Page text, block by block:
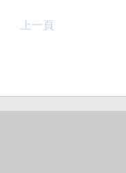
上一頁